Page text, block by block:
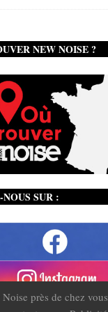
NEW NOISE ?
SUR :
près de chez vous